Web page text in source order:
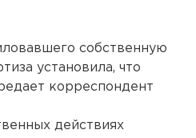
собственную
установила, что
корреспондент
действиях